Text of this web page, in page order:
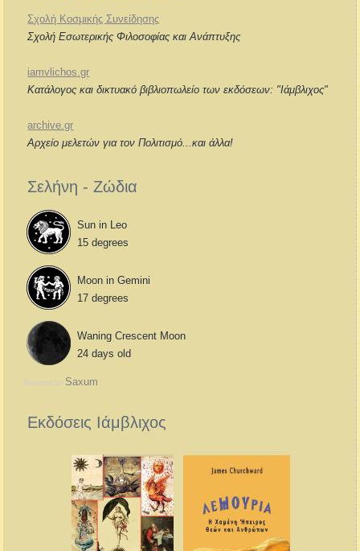
Σχολή Κοσμικής Συνείδησης
Σχολή Εσωτερικής Φιλοσοφίας και Ανάπτυξης
iamvlichos.gr
Κατάλογος και δικτυακό βιβλιοπωλείο των εκδόσεων: "Ιάμβλιχος"
archive.gr
Αρχείο μελετών για τον Πολιτισμό...και άλλα!
Σελήνη - Ζώδια
Sun in Leo
15 degrees
Moon in Gemini
17 degrees
Waning Crescent Moon
24 days old
Powered by Saxum
Εκδόσεις Ιάμβλιχος